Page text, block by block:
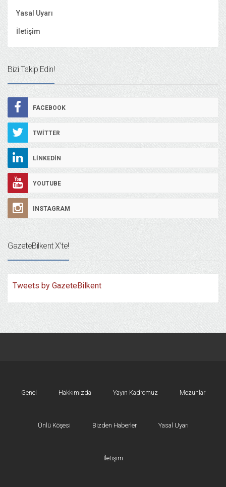
Yasal Uyarı
İletişim
Bizi Takip Edin!
FACEBOOK
TWITTER
LINKEDIN
YOUTUBE
INSTAGRAM
GazeteBilkent X’te!
Tweets by GazeteBilkent
Genel Hakkımızda Yayın Kadromuz Mezunlar
Ünlü Köşesi Bizden Haberler Yasal Uyarı
İletişim